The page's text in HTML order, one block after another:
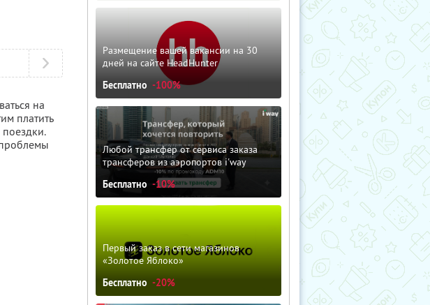
на
платить
Размещение вашей вакансии на 30
дней на сайте HeadHunter
Бесплатно -100%
Любой трансфер от сервиса заказа
трансферов из аэропортов i'way
Бесплатно -10%
Первый заказ в сети магазинов
«Золотое Яблоко»
Бесплатно -20%